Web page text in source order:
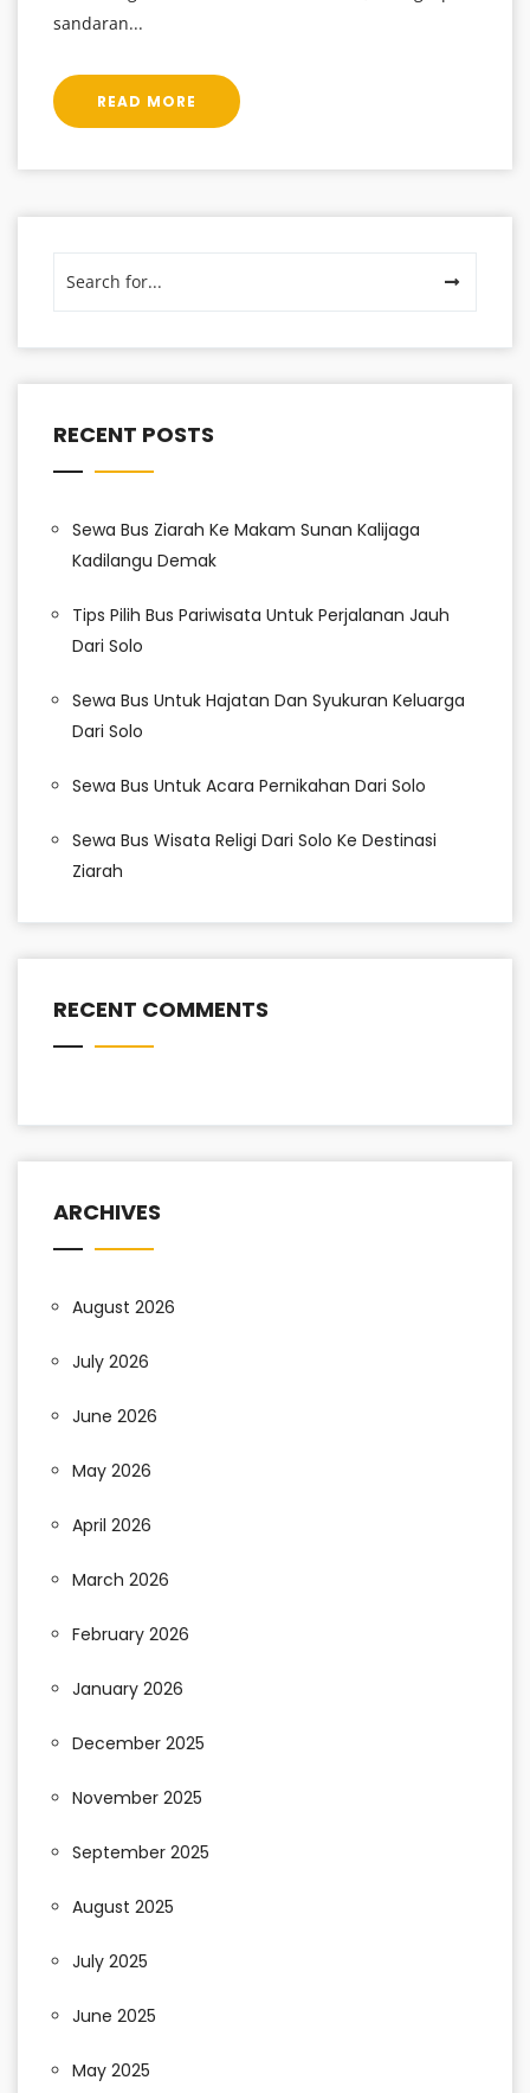
sandaran...
READ MORE
RECENT POSTS
Sewa Bus Ziarah Ke Makam Sunan Kalijaga
Kadilangu Demak
Tips Pilih Bus Pariwisata Untuk Perjalanan Jauh
Dari Solo
Sewa Bus Untuk Hajatan Dan Syukuran Keluarga
Dari Solo
Sewa Bus Untuk Acara Pernikahan Dari Solo
Sewa Bus Wisata Religi Dari Solo Ke Destinasi
Ziarah
RECENT COMMENTS
ARCHIVES
August 2026
July 2026
June 2026
May 2026
April 2026
March 2026
February 2026
January 2026
December 2025
November 2025
September 2025
August 2025
July 2025
June 2025
May 2025